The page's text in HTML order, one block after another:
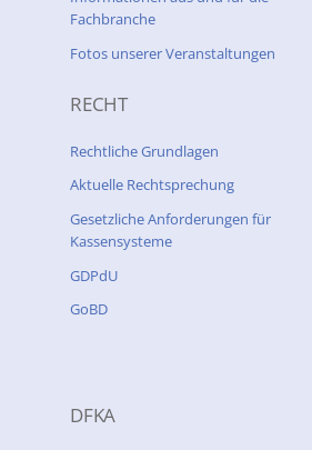
Fachbranche
Fotos unserer Veranstaltungen
RECHT
Rechtliche Grundlagen
Aktuelle Rechtsprechung
Gesetzliche Anforderungen für
Kassensysteme
GDPdU
GoBD
DFKA